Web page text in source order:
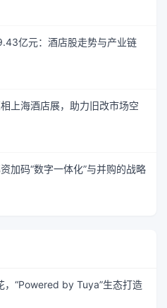
亿元：酒店股走势与产业链
上海酒店展，助力旧改市场空
加码“数字一体化”与并购的战略
，“Powered by Tuya”生态打造